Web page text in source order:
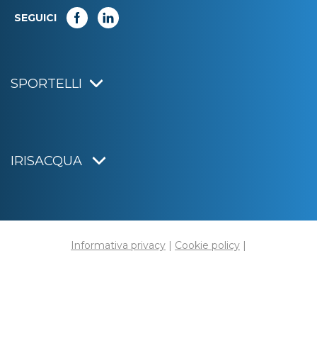
SEGUICI
SPORTELLI
IRISACQUA
Informativa privacy | Cookie policy |